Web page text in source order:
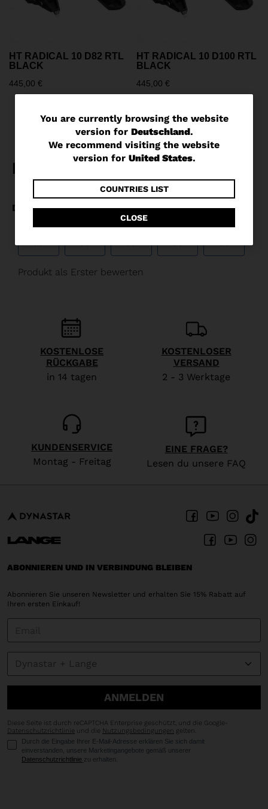
You
are
currently
website
version
for
visiting
website
version
States.
You are currently browsing the website
version for Deutschland.
We recommend visiting the website
version for United States.
COUNTRIES LIST
CLOSE
HT RADICAL 10 D82 RTL
BLACK
445,00 €
HT RADICAL 10 D100 RTL
BLACK
445,00 €
KOSTENLOSE
RÜCKGABE
in 14 tagen
KOSTENLOSER
VERSAND
2 - 3 Werktage
KUNDENSERVICE
Montag - Freitag
EINE FRAGE?
Lesen du unsere FAQ
ABONNIEREN UND IN VERBINDUNG BLEIBEN
Abonnieren Sie unseren Newsletter und erhalten Sie 15% Rabatt auf
Ihren ersten Einkauf!
ANMELDEN
Diese Seite ist durch reCAPTCHA Enterprise geschützt, und die Google-
Datenschutzrichtlinie und die Nutzungsbedingungen gelten.
Durch die Eingabe Ihrer E-Mail-Adresse erklären Sie sich damit
einverstanden, unsere Marketingangebote gemäß unserer
Datenschutzrichtlinie zu erhalten.